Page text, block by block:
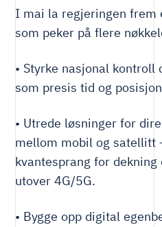
I mai la regjeringen frem
som peker på flere
• Styrke nasjonal
som presis tid og
• Utrede løsninger for
mellom mobil og satellitt
kvantesprang for
utover 4G/5G.
• Bygge opp digital